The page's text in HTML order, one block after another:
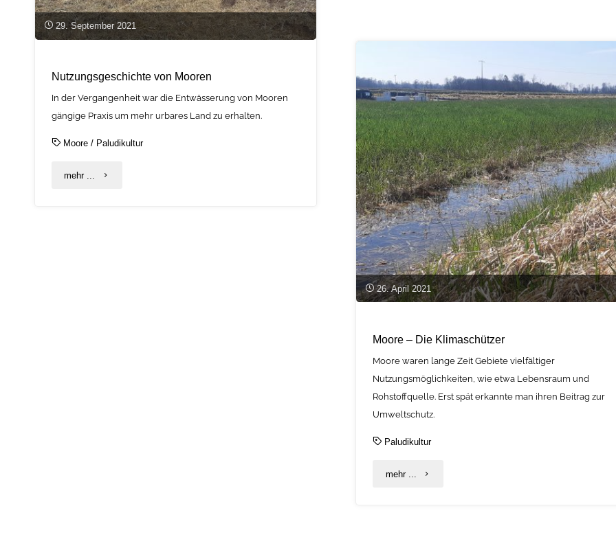
Moore"
29. September 2021
Nutzungsgeschichte von Mooren
In der Vergangenheit war die Entwässerung von Mooren
gängige Praxis um mehr urbares Land zu erhalten.
Moore / Paludikultur
mehr ... "Nutzungsgeschichte
26. April 2021
Moore – Die Klimaschützer
Moore waren lange Zeit Gebiete vielfältiger
Nutzungsmöglichkeiten, wie etwa Lebensraum und
Rohstoffquelle. Erst spät erkannte man ihren Beitrag zur
Umweltschutz.
Paludikultur
mehr ... "Moore